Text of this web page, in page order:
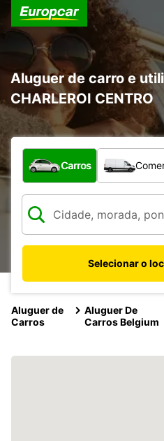
Aluguer de carro e
CHARLEROI CENTRO
Que tipo de veículo
Carros
Selecionar o
Aluguer de
Carros
Aluguer De
Carros Belgium